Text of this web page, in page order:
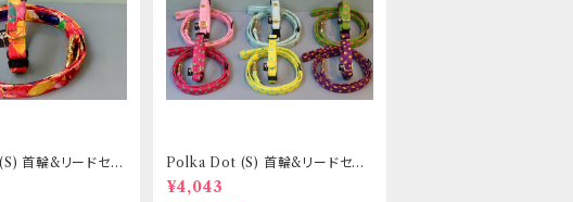
首輪&リードセッ
柄な中型犬向き _
リジナル
Polka Dot (S) 首輪&リードセッ
ト _ 小型犬・小柄な中型犬向き _
フントヒュッテオリジナル
¥4,043